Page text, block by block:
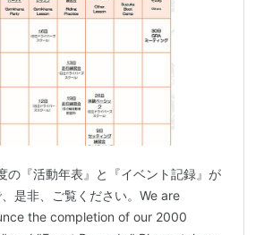
の『活動年表』と『イベント記録』が
是非、ご覧ください。We are
the completion of our 2000